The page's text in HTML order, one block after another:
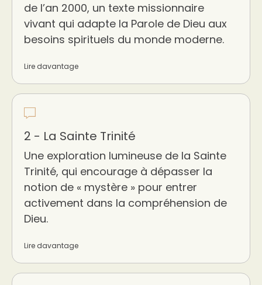
de l’an 2000, un texte missionnaire
vivant qui adapte la Parole de Dieu aux
besoins spirituels du monde moderne.
Lire davantage
2 - La Sainte Trinité
Une exploration lumineuse de la Sainte
Trinité, qui encourage à dépasser la
notion de « mystère » pour entrer
activement dans la compréhension de
Dieu.
Lire davantage